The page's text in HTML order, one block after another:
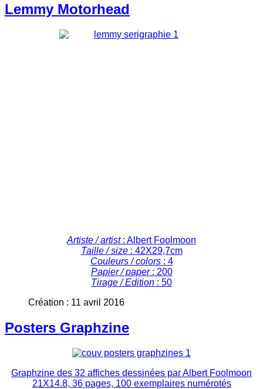
Lemmy Motorhead
Artiste / artist: Albert Foolmoon
Taille / size: 42X29,7cm
Couleurs / colors: 4
Papier / paper: 200
Tirage / Edition : 50
Création : 11 avril 2016
Posters Graphzine
Graphzine des 32 affiches dessinées par Albert Foolmoon
21X14.8, 36 pages, 100 exemplaires numérotés